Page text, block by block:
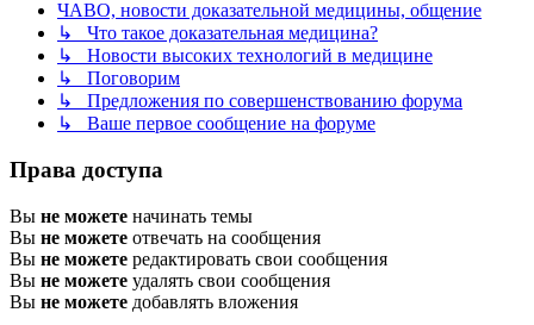
ЧАВО, новости доказательной медицины, общение
↳ Что такое доказательная медицина?
↳ Новости высоких технологий в медицине
↳ Поговорим
↳ Предложения по совершенствованию форума
↳ Ваше первое сообщение на форуме
Права доступа
Вы не можете начинать темы
Вы не можете отвечать на сообщения
Вы не можете редактировать свои сообщения
Вы не можете удалять свои сообщения
Вы не можете добавлять вложения